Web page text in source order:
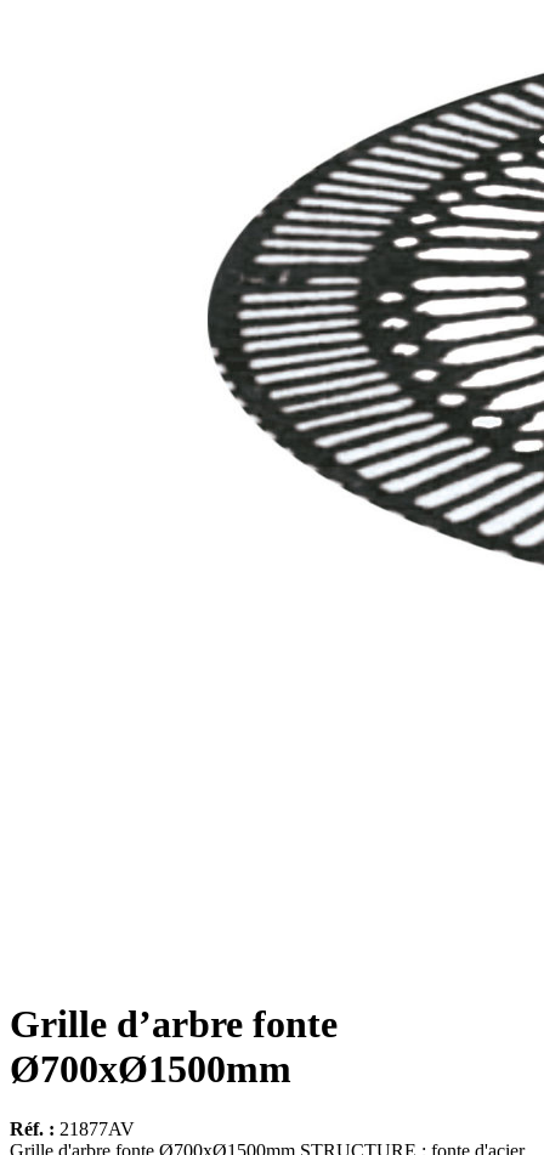
Grille d’arbre fonte
Ø700xØ1500mm
Réf. : 21877AV
Grille d'arbre fonte Ø700xØ1500mm STRUCTURE : fonte d'acier